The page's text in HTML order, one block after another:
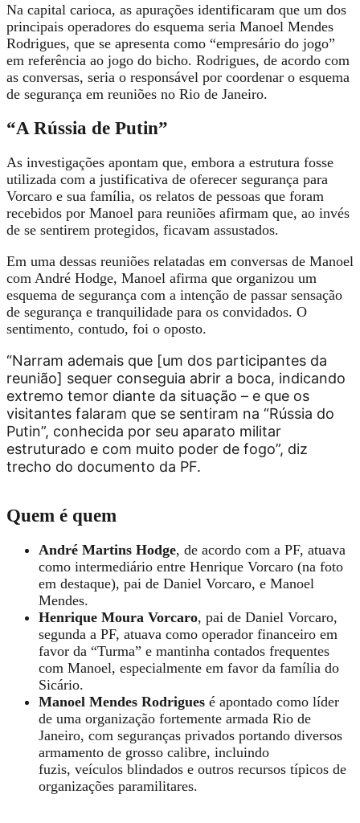
Na capital carioca, as apurações identificaram que um dos
principais operadores do esquema seria Manoel Mendes
Rodrigues, que se apresenta como “empresário do jogo”
em referência ao jogo do bicho. Rodrigues, de acordo com
as conversas, seria o responsável por coordenar o esquema
de segurança em reuniões no Rio de Janeiro.
“A Rússia de Putin”
As investigações apontam que, embora a estrutura fosse
utilizada com a justificativa de oferecer segurança para
Vorcaro e sua família, os relatos de pessoas que foram
recebidos por Manoel para reuniões afirmam que, ao invés
de se sentirem protegidos, ficavam assustados.
Em uma dessas reuniões relatadas em conversas de Manoel
com André Hodge, Manoel afirma que organizou um
esquema de segurança com a intenção de passar sensação
de segurança e tranquilidade para os convidados. O
sentimento, contudo, foi o oposto.
“Narram ademais que [um dos participantes da
reunião] sequer conseguia abrir a boca, indicando
extremo temor diante da situação – e que os
visitantes falaram que se sentiram na “Rússia do
Putin”, conhecida por seu aparato militar
estruturado e com muito poder de fogo”, diz
trecho do documento da PF.
Quem é quem
André Martins Hodge, de acordo com a PF, atuava
como intermediário entre Henrique Vorcaro (na foto
em destaque), pai de Daniel Vorcaro, e Manoel
Mendes.
Henrique Moura Vorcaro, pai de Daniel Vorcaro,
segunda a PF, atuava como operador financeiro em
favor da “Turma” e mantinha contados frequentes
com Manoel, especialmente em favor da família do
Sicário.
Manoel Mendes Rodrigues é apontado como líder
de uma organização fortemente armada Rio de
Janeiro, com seguranças privados portando diversos
armamento de grosso calibre, incluindo
fuzis, veículos blindados e outros recursos típicos de
organizações paramilitares.